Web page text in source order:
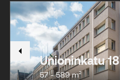
Unioninkatu 18
57 - 589 m²